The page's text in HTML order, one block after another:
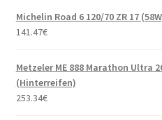
Michelin Road 6 120/70 ZR 17
141.47€
Metzeler ME 888 Marathon Ultra
(Hinterreifen)
253.34€